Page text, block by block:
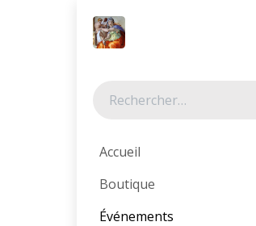
Accueil
Boutique
Événements
Événements